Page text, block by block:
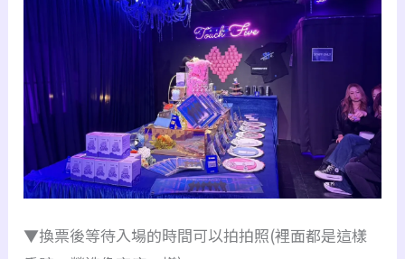
▼換票後等待入場的時間可以拍拍照(裡面都是這樣